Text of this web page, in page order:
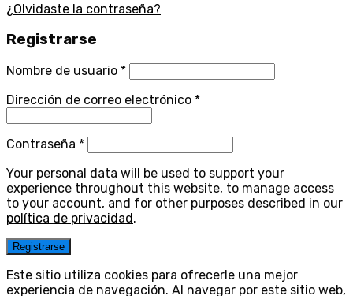
¿Olvidaste la contraseña?
Registrarse
Nombre de usuario *
Dirección de correo electrónico *
Contraseña *
Your personal data will be used to support your
experience throughout this website, to manage access
to your account, and for other purposes described in our
política de privacidad .
Registrarse
Este sitio utiliza cookies para ofrecerle una mejor
experiencia de navegación. Al navegar por este sitio web,